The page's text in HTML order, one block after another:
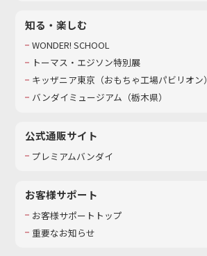
知る・楽しむ
WONDER! SCHOOL
トーマス・エジソン特別展
キッザニア東京（おもちゃ工場パビリオン）​
バンダイミュージアム（栃木県）
公式通販サイト
プレミアムバンダイ
お客様サポート
お客様サポートトップ
重要なお知らせ